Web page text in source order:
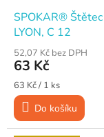
SPOKAR®
LYON, C 12
52,07 Kč bez DPH
63 Kč
Měrná
cena:
63 Kč / 1 ks
Do košíku